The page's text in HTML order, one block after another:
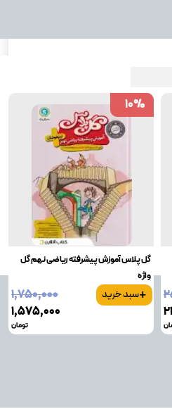
گل پلاس آموزش پیشرفته ریاضی نهم گل
واژه
+سبد خرید
۱٬۷۵۰٬۰۰۰
۱٬۵۷۵٬۰۰۰
تومان
10%
10%